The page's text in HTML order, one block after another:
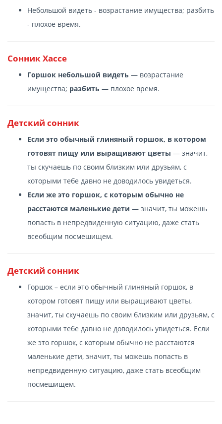
Небольшой видеть - возрастание имущества; разбить
- плохое время.
Сонник Хассе
Горшок небольшой видеть — возрастание
имущества; разбить — плохое время.
Детский сонник
Если это обычный глиняный горшок, в котором
готовят пищу или выращивают цветы — значит,
ты скучаешь по своим близким или друзьям, с
которыми тебе давно не доводилось увидеться.
Если же это горшок, с которым обычно не
расстаются маленькие дети — значит, ты можешь
попасть в непредвиденную ситуацию, даже стать
всеобщим посмешищем.
Детский сонник
Горшок – если это обычный глиняный горшок, в
котором готовят пищу или выращивают цветы,
значит, ты скучаешь по своим близким или друзьям, с
которыми тебе давно не доводилось увидеться. Если
же это горшок, с которым обычно не расстаются
маленькие дети, значит, ты можешь попасть в
непредвиденную ситуацию, даже стать всеобщим
посмешищем.